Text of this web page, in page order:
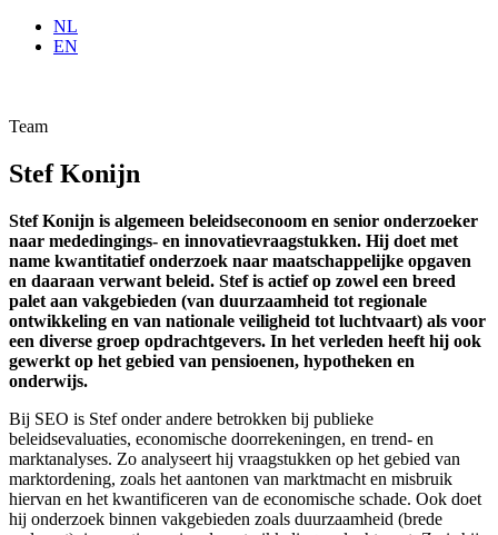
NL
EN
Team
Stef Konijn
Stef Konijn is algemeen beleidseconoom en senior onderzoeker
naar mededingings- en innovatievraagstukken. Hij doet met
name kwantitatief onderzoek naar maatschappelijke opgaven
en daaraan verwant beleid. Stef is actief op zowel een breed
palet aan vakgebieden (van duurzaamheid tot regionale
ontwikkeling en van nationale veiligheid tot luchtvaart) als voor
een diverse groep opdrachtgevers. In het verleden heeft hij ook
gewerkt op het gebied van pensioenen, hypotheken en
onderwijs.
Bij SEO is Stef onder andere betrokken bij publieke
beleidsevaluaties, economische doorrekeningen, en trend- en
marktanalyses. Zo analyseert hij vraagstukken op het gebied van
marktordening, zoals het aantonen van marktmacht en misbruik
hiervan en het kwantificeren van de economische schade. Ook doet
hij onderzoek binnen vakgebieden zoals duurzaamheid (brede